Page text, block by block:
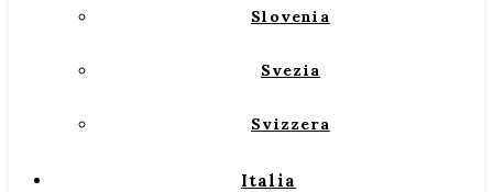
Slovenia
Svezia
Svizzera
Italia